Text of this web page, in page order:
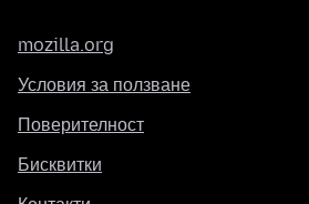
mozilla.org
Условия за ползване
Поверителност
Бисквитки